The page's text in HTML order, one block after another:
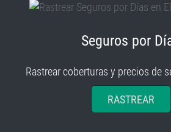
Seguros por
Rastrear coberturas y precios de
RASTREAR